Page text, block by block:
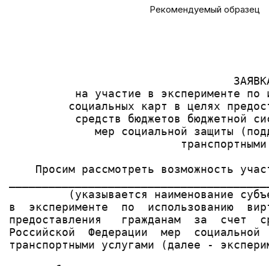
Рекомендуемый образец
на участие в эксперименте по
социальных карт в целях
средств бюджетов бюджетной
мер социальной защиты
Просим рассмотреть возможность
(указывается наименование
в  эксперименте  по  использованию
предоставления   гражданам  за  счет
Российской  Федерации  мер
транспортными услугами (далее -